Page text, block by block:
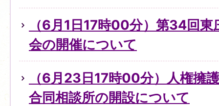
（6月1日17時00分）第34回
会の開催について
（6月23日17時00分）人権擁
合同相談所の開設について